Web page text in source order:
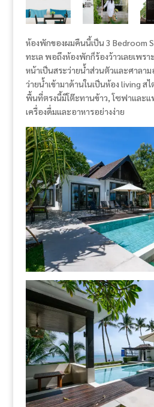
ห้องพักของผมคืนนี้เป็น 3 Bedroom
ทะเล พอถึงห้องพักก็ร้องว้าวเลยเพร
หน้าเป็นสระว่ายน้ำส่วนตัวและศาลาม
ว่ายน้ำเข้ามาด้านในเป็นห้อง living ส
พื้นที่ตรงนี้มีโต๊ะทานข้าว, โซฟาและแ
เครื่องดื่มและอาหารอย่างง่าย